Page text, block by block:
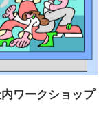
ワークショップ